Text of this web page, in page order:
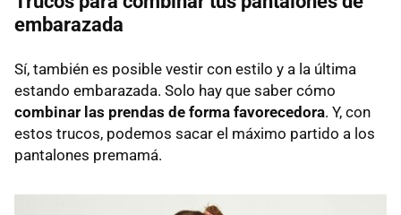
embarazada
Sí, también es posible vestir con estilo y a la última
estando embarazada. Solo hay que saber cómo
combinar las prendas de forma favorecedora. Y, con
estos trucos, podemos sacar el máximo partido a los
pantalones premamá.